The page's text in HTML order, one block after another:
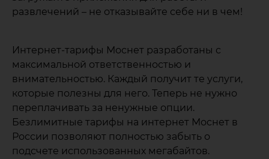
развлечений – не отказывайте себе ни в чем!
Интернет-тарифы Моснет разработаны с
максимальной ответственностью и
внимательностью. Каждый получит те услуги,
которые полезны для него. Теперь не нужно
переплачивать за ненужные опции.
Безлимитные тарифы на интернет Моснет в
России позволяют полностью забыть о
подсчете использованных мегабайтов.